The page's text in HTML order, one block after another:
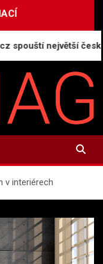
největší českou
v interiérech